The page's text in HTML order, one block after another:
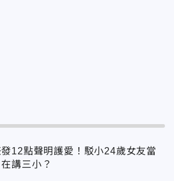
12點聲明護愛！駁小24歲女友當
講三小？